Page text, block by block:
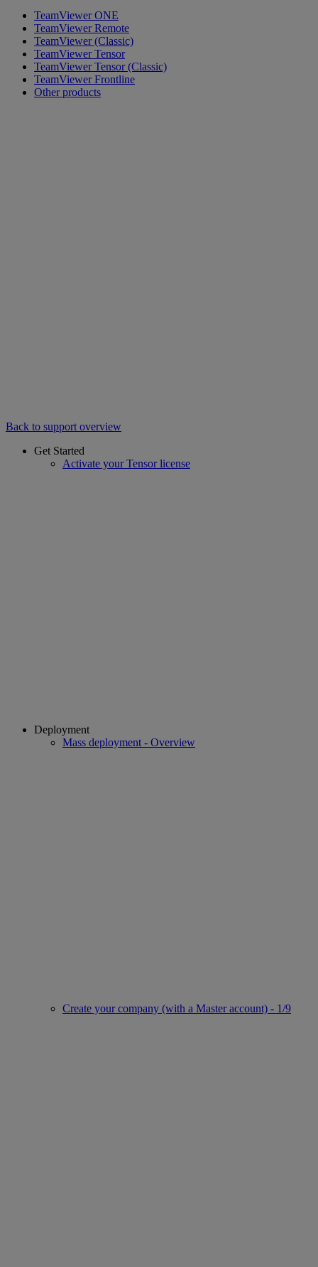
TeamViewer ONE
TeamViewer Remote
TeamViewer (Classic)
TeamViewer Tensor
TeamViewer Tensor (Classic)
TeamViewer Frontline
Other products
Back to support overview
Get Started
Activate your Tensor license
Deployment
Mass deployment - Overview
Create your company (with a Master account) - 1/9